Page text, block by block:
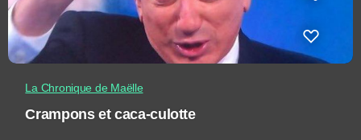
La Chronique de Maëlle
Crampons et caca-culotte